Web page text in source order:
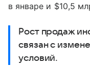
в январе и $10,5
Рост продаж
связан с
условий.